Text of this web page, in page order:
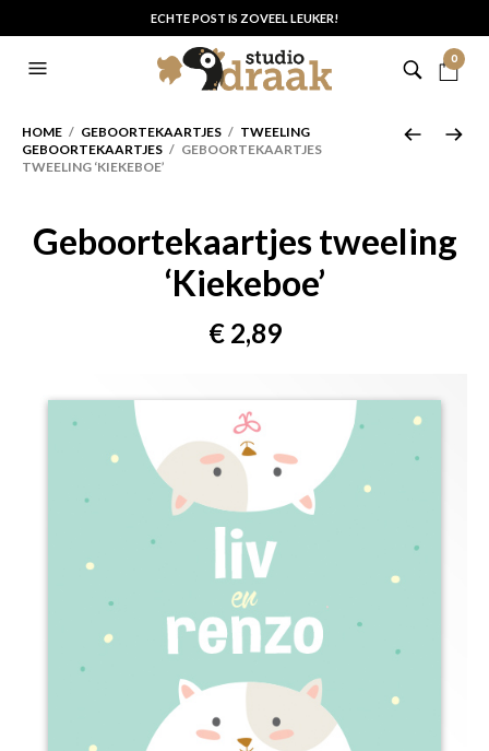
ECHTE POST IS ZOVEEL LEUKER!
0
HOME / GEBOORTEKAARTJES / TWEELING
GEBOORTEKAARTJES / GEBOORTEKAARTJES
TWEELING ‘KIEKEBOE’
Geboortekaartjes tweeling
‘Kiekeboe’
€2,89